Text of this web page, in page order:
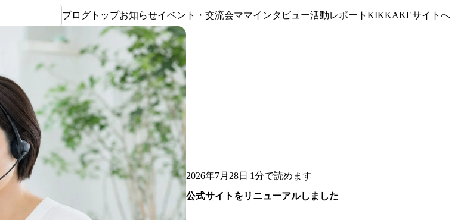
ブログトップお知らせイベント・交流会ママインタビュー活動レポート KIKKAKEサイトへ
2026年7月28日 1分で読めます
公式サイトをリニューアルしました